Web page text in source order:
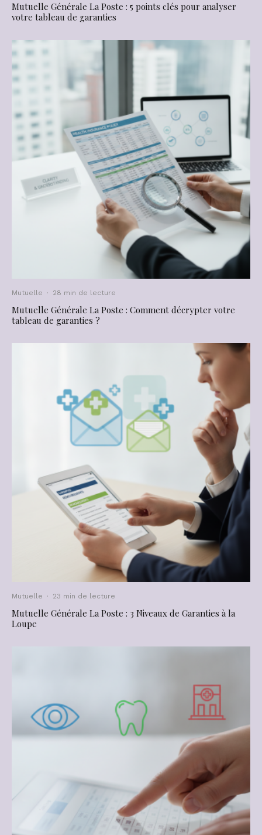
Mutuelle Générale La Poste : 5 points clés pour analyser
votre tableau de garanties
Mutuelle · 28 min de lecture
Mutuelle Générale La Poste : Comment décrypter votre
tableau de garanties ?
Mutuelle · 23 min de lecture
Mutuelle Générale La Poste : 3 Niveaux de Garanties à la
Loupe